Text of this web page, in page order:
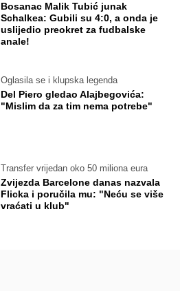
Bosanac Malik Tubić junak
Schalkea: Gubili su 4:0, a onda je
uslijedio preokret za fudbalske
anale!
Oglasila se i klupska legenda
Del Piero gledao Alajbegovića:
"Mislim da za tim nema potrebe"
Transfer vrijedan oko 50 miliona eura
Zvijezda Barcelone danas nazvala
Flicka i poručila mu: "Neću se više
vraćati u klub"